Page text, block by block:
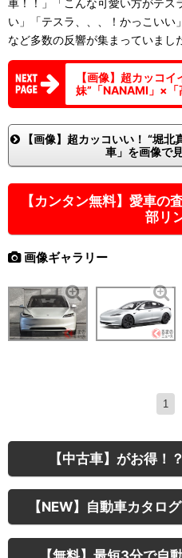
い」「テスラ、、、！かっこいい
など多数の反響が集まっていまし
【画像】超カッコ
妹”「NANAMI」×「
【画像】超カッコいい！ “堀北
車」を画像で
【カンタン無料】愛車の
部リ
画像ギャラリー
1
【中古車】がお得！
【NEW】自動車カタロ